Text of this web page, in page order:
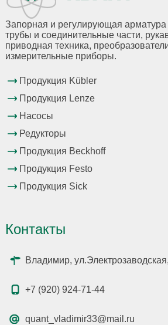
Запорная и регулирующая арматура
трубы и соединительные части,
приводная техника,
измерительные приборы.
Продукция Kübler
Продукция Lenze
Насосы
Редукторы
Продукция Beckhoff
Продукция Festo
Продукция Sick
Контакты
Владимир,
+7 (920) 924-71-44
quant_vladimir33@mail.ru